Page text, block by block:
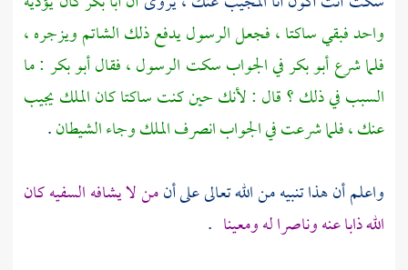
واحد فبقي ساكتا ، فجعل الرسول يدفع ذلك الشاتم ويزجره ،
فلما شرعأبو بكرفي الجواب سكت الرسول ، فقالأبو بكر : ما
السبب في ذلك ؟ قال : لأنك حين كنت ساكتا كان الملك يجيب
عنك ، فلما شرعت في الجواب انصرف الملك وجاء الشيطان.
واعلم أن هذا تنبيه من الله تعالى على أنمن لا يشافه السفيه كان
الله ذابا عنه وناصرا له ومعينا .